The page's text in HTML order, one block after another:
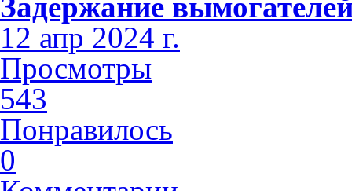
12 апр 2024 г.
Просмотры
543
Понравилось
0